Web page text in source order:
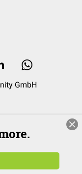
GmbH